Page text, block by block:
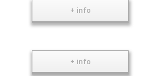
+ info
+ info